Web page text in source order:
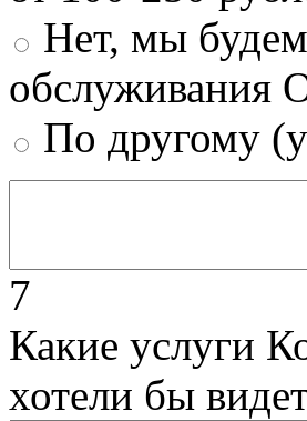
Нет, мы
обслуживания
По другому
7
Какие услуги
хотели бы